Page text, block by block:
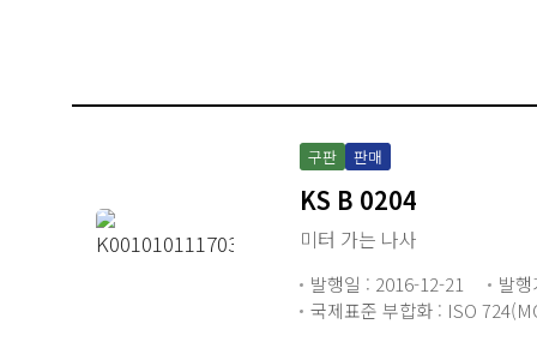
구판 판매
KS B 0204
미터 가는 나사
발행일 : 2016-12-21
발
국제표준 부합화 : ISO